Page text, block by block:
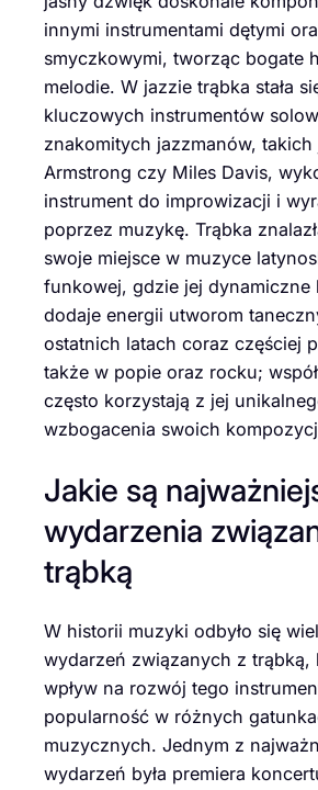
innymi instrumentami dętymi
smyczkowymi, tworząc bogate
melodie. W jazzie trąbka stała
kluczowych instrumentów
znakomitych jazzmanów, takich
Armstrong czy Miles Davis,
instrument do improwizacji i
poprzez muzykę. Trąbka
swoje miejsce w muzyce
funkowej, gdzie jej dynamiczne
dodaje energii utworom
ostatnich latach coraz częściej
także w popie oraz rocku;
często korzystają z jej
wzbogacenia swoich
Jakie są
wydarzenia
trąbką
W historii muzyki odbyło się
wydarzeń związanych z trąbką,
wpływ na rozwój tego
popularność w różnych
muzycznych. Jednym z
wydarzeń była premiera